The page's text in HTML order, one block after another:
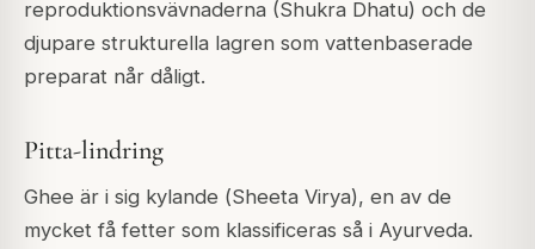
reproduktionsvävnaderna (Shukra Dhatu) och de
djupare strukturella lagren som vattenbaserade
preparat når dåligt.
Pitta-lindring
Ghee är i sig kylande (Sheeta Virya), en av de
mycket få fetter som klassificeras så i Ayurveda.